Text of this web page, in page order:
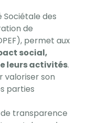
Sociétale des
de
permet aux
social,
leurs activités.
valoriser son
parties
transparence